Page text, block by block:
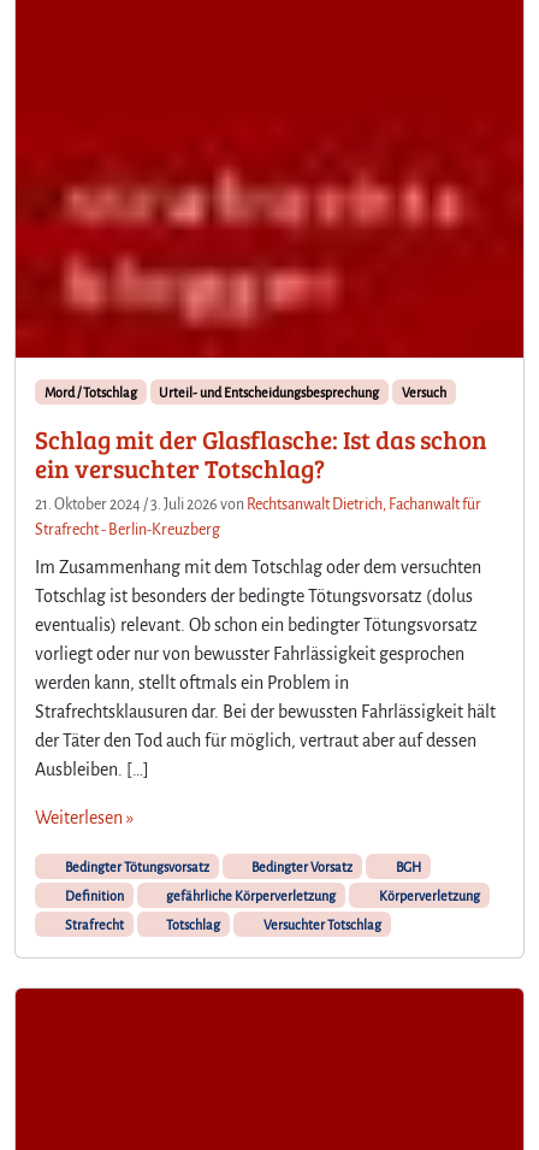
Mord / Totschlag Urteil- und Entscheidungsbesprechung Versuch
Schlag mit der Glasflasche: Ist das schon
ein versuchter Totschlag?
21. Oktober 2024 /3. Juli 2026 von Rechtsanwalt Dietrich, Fachanwalt für
Strafrecht - Berlin-Kreuzberg
Im Zusammenhang mit dem Totschlag oder dem versuchten
Totschlag ist besonders der bedingte Tötungsvorsatz (dolus
eventualis) relevant. Ob schon ein bedingter Tötungsvorsatz
vorliegt oder nur von bewusster Fahrlässigkeit gesprochen
werden kann, stellt oftmals ein Problem in
Strafrechtsklausuren dar. Bei der bewussten Fahrlässigkeit hält
der Täter den Tod auch für möglich, vertraut aber auf dessen
Ausbleiben. […]
Weiterlesen »
Bedingter Tötungsvorsatz Bedingter Vorsatz
BGH
Definition
gefährliche Körperverletzung
Körperverletzung
Strafrecht
Totschlag Versuchter Totschlag